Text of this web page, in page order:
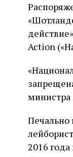
Action
министра
Печально
2016
и
По